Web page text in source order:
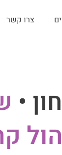
צרו קשר
•